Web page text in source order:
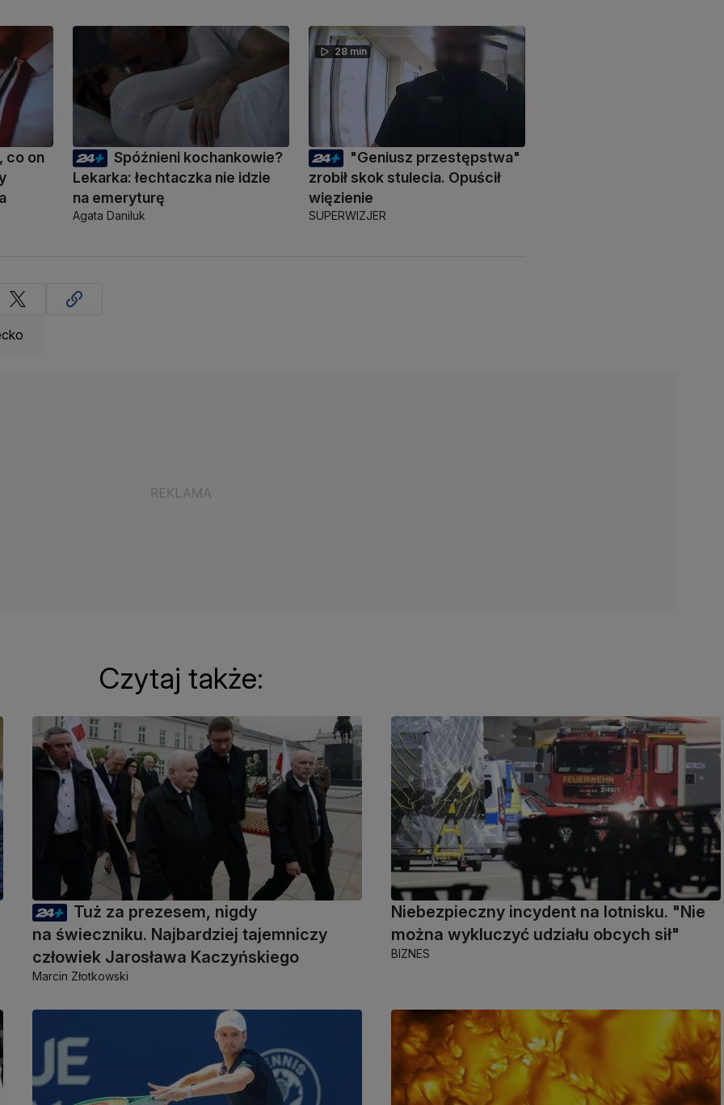
co on
Spóźnieni kochankowie?
Lekarka: łechtaczka nie idzie
na emeryturę
Agata Daniluk
28 min
"Geniusz przestępstwa"
zrobił skok stulecia. Opuścił
więzienie
SUPERWIZJER
Czytaj także:
Tuż za prezesem, nigdy
na świeczniku. Najbardziej tajemniczy
człowiek Jarosława Kaczyńskiego
Marcin Złotkowski
Niebezpieczny incydent na lotnisku. "Nie
można wykluczyć udziału obcych sił"
BIZNES